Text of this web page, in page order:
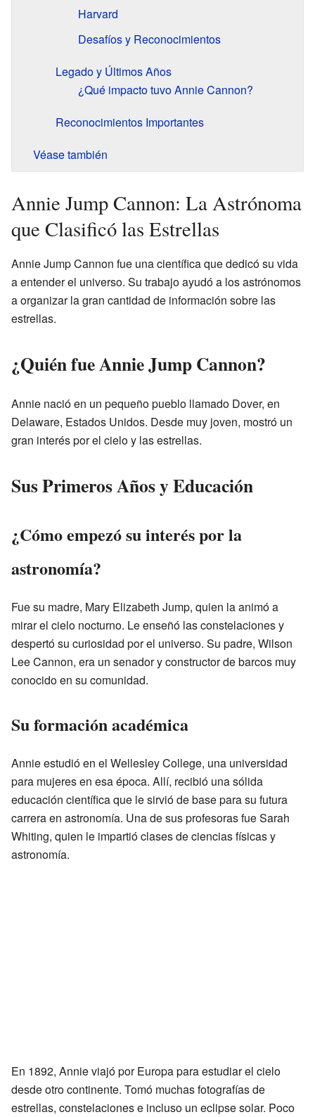
Harvard
Desafíos y Reconocimientos
Legado y Últimos Años
¿Qué impacto tuvo Annie Cannon?
Reconocimientos Importantes
Véase también
Annie Jump Cannon: La Astrónoma
que Clasificó las Estrellas
Annie Jump Cannon fue una científica que dedicó su vida
a entender el universo. Su trabajo ayudó a los astrónomos
a organizar la gran cantidad de información sobre las
estrellas.
¿Quién fue Annie Jump Cannon?
Annie nació en un pequeño pueblo llamado Dover, en
Delaware, Estados Unidos. Desde muy joven, mostró un
gran interés por el cielo y las estrellas.
Sus Primeros Años y Educación
¿Cómo empezó su interés por la
astronomía?
Fue su madre, Mary Elizabeth Jump, quien la animó a
mirar el cielo nocturno. Le enseñó las constelaciones y
despertó su curiosidad por el universo. Su padre, Wilson
Lee Cannon, era un senador y constructor de barcos muy
conocido en su comunidad.
Su formación académica
Annie estudió en el Wellesley College, una universidad
para mujeres en esa época. Allí, recibió una sólida
educación científica que le sirvió de base para su futura
carrera en astronomía. Una de sus profesoras fue Sarah
Whiting, quien le impartió clases de ciencias físicas y
astronomía.
En 1892, Annie viajó por Europa para estudiar el cielo
desde otro continente. Tomó muchas fotografías de
estrellas, constelaciones e incluso un eclipse solar. Poco